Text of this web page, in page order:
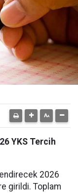
YKS Tercih
2026
girildi. Toplam